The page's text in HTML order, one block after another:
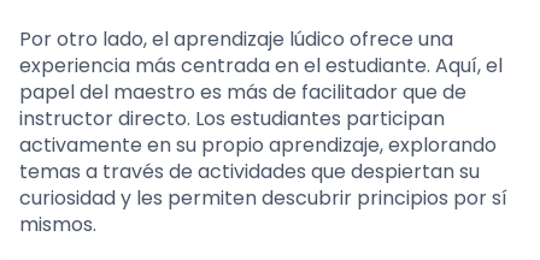
Por otro lado, el aprendizaje lúdico ofrece una
experiencia más centrada en el estudiante. Aquí, el
papel del maestro es más de facilitador que de
instructor directo. Los estudiantes participan
activamente en su propio aprendizaje, explorando
temas a través de actividades que despiertan su
curiosidad y les permiten descubrir principios por sí
mismos.